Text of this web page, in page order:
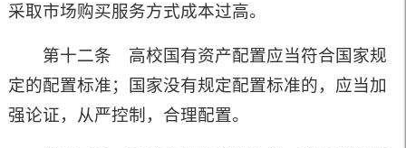
采取市场购买服务方式成本过高。
第十二条 高校国有资产配置应当符合国家规
定的配置标准；国家没有规定配置标准的，应当加
强论证，从严控制，合理配置。